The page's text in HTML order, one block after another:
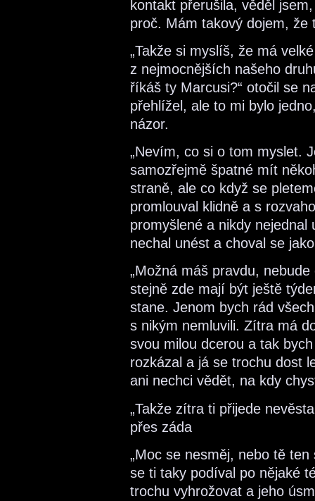
kontakt přerušila, věděl
proč. Mám takový dojem, že
„Takže si myslíš, že má
z nejmocnějších našeho
říkáš ty Marcusi?“ otočil se
přehlížel, ale to mi bylo
názor.
„Nevím, co si o tom myslet.
samozřejmě špatné mít
straně, ale co když se
promlouval klidně a s
promyšlené a nikdy
nechal unést a choval se
„Možná máš pravdu,
stejně zde mají být ještě
stane. Jenom bych rád
s nikým nemluvili. Zítra má
svou milou dcerou a tak
rozkázal a já se trochu dost
ani nechci vědět, na kdy
„Takže zítra ti přijede
přes záda
„Moc se nesměj, nebo tě
se ti taky podíval po nějaké
trochu vyhrožovat a jeho